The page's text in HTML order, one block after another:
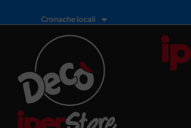
Cronache locali